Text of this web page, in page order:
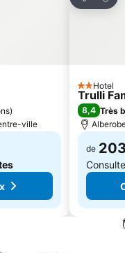
)
ville
Partager
2 Étoiles
Hotel
Trulli
8,4 Très
de